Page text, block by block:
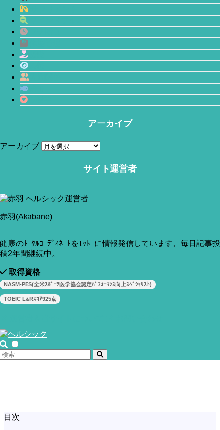
アーカイブ
アーカイブ
サイト運営者
赤羽(Akabane)
健康のﾄｰﾀﾙｺｰﾃﾞｨﾈｰﾄをﾓｯﾄｰに情報発信しています。毎日記事投
稿2年間継続中。
取得資格
NASM-PES(全米ｽﾎﾟｰﾂ医学協会認定ﾊﾟﾌｫｰﾏﾝｽ向上ｽﾍﾟｼｬﾘｽﾄ)
TOEIC L&Rｽｺｱ925点
当サイトはアフィリエイトリンク(広告も含む)を利用しています。
目次